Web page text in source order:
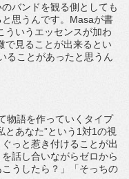
バンドを観る側としても
思うんです。Masaが書
ういうエッセンスが加わ
で見ることが出来るとい
ることがあったと思うん
物語を作っていくタイプ
とあなた”という1対1の視
っと惹き付けることが出
話し合いながらゼロから
うしたら？」「そっちの